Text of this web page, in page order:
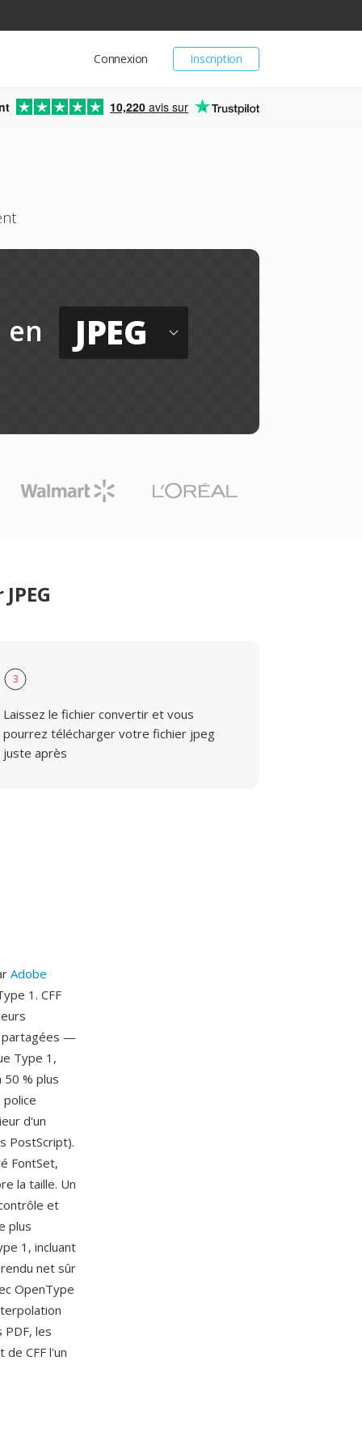
Inscription
Connexion
10,220 avis sur
en JPEG
3
Laissez le fichier convertir et vous
pourrez télécharger votre fichier jpeg
juste après
Adobe
1. CFF
partagées —
Type 1,
% plus
d'un
PostScript).
FontSet,
la taille. Un
et
plus
1, incluant
net sûr
OpenType
les
CFF l'un